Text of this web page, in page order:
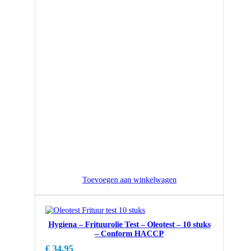
Toevoegen aan winkelwagen
Hygiena – Frituurolie Test – Oleotest – 10 stuks
– Conform HACCP
€ 34,95